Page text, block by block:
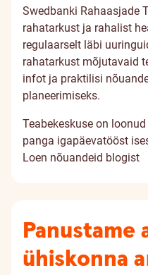
Swedbanki Rahaasjade
rahatarkust ja rahalist
regulaarselt läbi
rahatarkust mõjutavaid
infot ja praktilisi
planeerimiseks.
Teabekeskuse on
panga igapäevatööst
Loen nõuandeid blogist
Panustame
ühiskonna